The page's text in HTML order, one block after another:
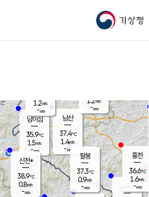
기상청
남이섬
35.9℃
1.5m/s
-mm
남산
37.4℃
1.4m/s
-mm
팔봉
37.3℃
0.9m/s
-mm
1.2m/s
-mm
신천*
38.9℃
0.8m/s
-mm
시동
홍천
36.6℃
1.6m/s
-mm
1.2m/s
-mm